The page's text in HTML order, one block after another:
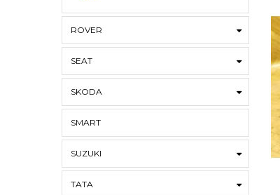
ROVER
SEAT
SKODA
SMART
SUZUKI
TATA